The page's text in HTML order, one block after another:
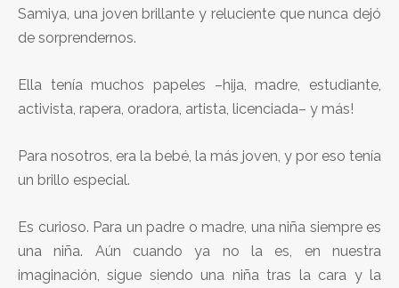
Samiya, una joven brillante y reluciente que nunca dejó
de sorprendernos.
Ella tenía muchos papeles –hija, madre, estudiante,
activista, rapera, oradora, artista, licenciada– y más!
Para nosotros, era la bebé, la más joven, y por eso tenía
un brillo especial.
Es curioso. Para un padre o madre, una niña siempre es
una niña. Aún cuando ya no la es, en nuestra
imaginación, sigue siendo una niña tras la cara y la